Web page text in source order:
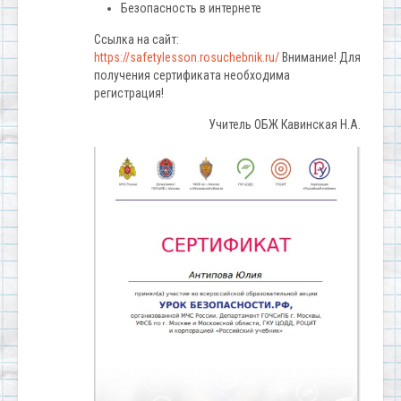
Безопасность в интернете
Ссылка на сайт:
https://safetylesson.rosuchebnik.ru/ Внимание! Для
получения сертификата необходима
регистрация!
Учитель ОБЖ Кавинская Н.А.